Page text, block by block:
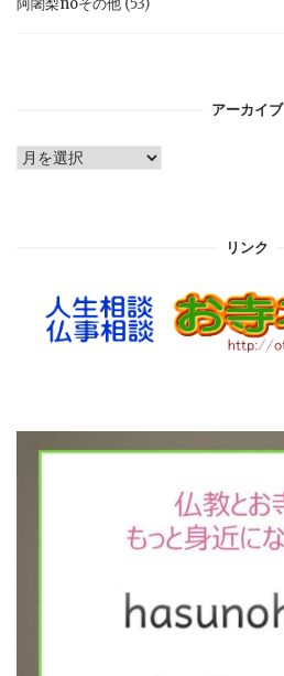
阿闍梨noその他 (53)
アーカイブ
ア
リンク